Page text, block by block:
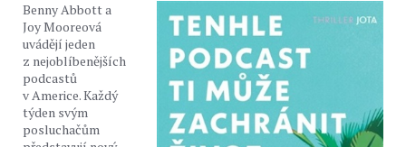
Benny Abbott a
Joy Mooreová
uvádějí jeden
z nejoblíbenějších
podcastů
v Americe. Každý
týden svým
posluchačům